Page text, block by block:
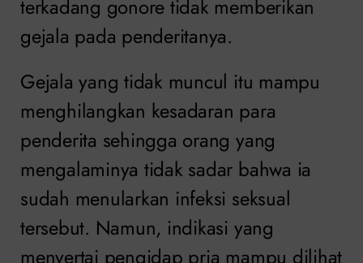
terkadang gonore tidak memberikan
gejala pada penderitanya.
Gejala yang tidak muncul itu mampu
menghilangkan kesadaran para
penderita sehingga orang yang
mengalaminya tidak sadar bahwa ia
sudah menularkan infeksi seksual
tersebut. Namun, indikasi yang
menyertai pengidap pria mampu dilihat